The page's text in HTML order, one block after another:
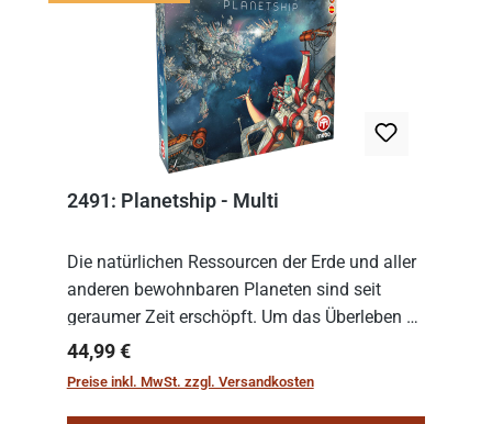
2491: Planetship - Multi
Die natürlichen Ressourcen der Erde und aller
anderen bewohnbaren Planeten sind seit
geraumer Zeit erschöpft. Um das Überleben zu
sichern, wurden die sogenannten
„Weltenschiffe“ gebaut. Auf diesen
Regulärer Preis:
44,99 €
Preise inkl. MwSt. zzgl. Versandkosten